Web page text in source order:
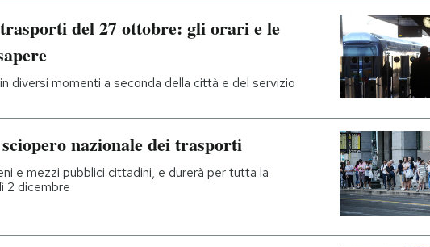
del 27 ottobre: gli orari e le
diversi momenti a seconda della città e del servizio
sciopero nazionale dei trasporti
e mezzi pubblici cittadini, e durerà per tutta la
2 dicembre